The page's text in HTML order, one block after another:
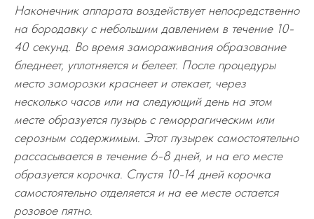
Наконечник аппарата воздействует непосредственно
на бородавку с небольшим давлением в течение 10-
40 секунд. Во время замораживания образование
бледнеет, уплотняется и белеет. После процедуры
место заморозки краснеет и отекает, через
несколько часов или на следующий день на этом
месте образуется пузырь с геморрагическим или
серозным содержимым. Этот пузырек самостоятельно
рассасывается в течение 6-8 дней, и на его месте
образуется корочка. Спустя 10-14 дней корочка
самостоятельно отделяется и на ее месте остается
розовое пятно.